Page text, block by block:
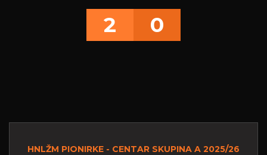
2 0
HNLŽM PIONIRKE - CENTAR SKUPINA A 2025/26